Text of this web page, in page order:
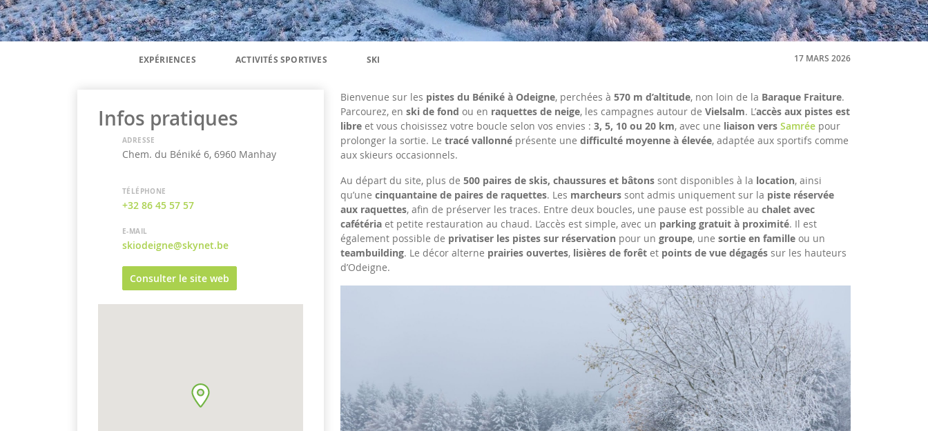
EXPÉRIENCES ACTIVITÉS SPORTIVES SKI 17 MARS 2026
Bienvenue sur les pistes du Béniké à Odeigne, perchées à570 m d’altitude, non loin de la Baraque Fraiture.
Parcourez, enski de fond ou en raquettes de neige, les campagnes autour deVielsalm. L’accès aux pistes est
libre et vous choisissez votre boucle selon vos envies :3, 5, 10 ou 20 km, avec une liaison versSamrée pour
prolonger la sortie. Letracé vallonné présente unedifficulté moyenne à élevée, adaptée aux sportifs comme
aux skieurs occasionnels.
Au départ du site, plus de500 paires de skis, chaussures et bâtons sont disponibles à la location, ainsi
qu’unecinquantaine de paires de raquettes. Les marcheurs sont admis uniquement sur la piste réservée
aux raquettes, afin de préserver les traces. Entre deux boucles, une pause est possible auchalet avec
cafétéria et petite restauration au chaud. L’accès est simple, avec un parking gratuit à proximité. Il est
également possible de privatiser les pistes sur réservation pour ungroupe, unesortie en famille ou un
teambuilding. Le décor alterne prairies ouvertes, lisières de forêt et points de vue dégagés sur les hauteurs
d’Odeigne.
Infos pratiques
ADRESSE
Chem. du Béniké 6, 6960 Manhay
TÉLÉPHONE
+32 86 45 57 57
E-MAIL
skiodeigne@skynet.be
Consulter le site web